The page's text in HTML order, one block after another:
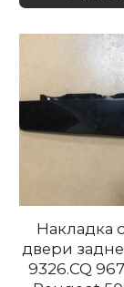
Накладка
двери
9326.CQ